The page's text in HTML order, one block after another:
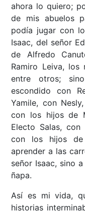
ahora lo quiero;
de mis abuelos
podía jugar con
Isaac, del señor
de Alfredo
Ramiro Leiva, los
entre otros;
escondido con
Yamile, con
con los hijos de
Electo Salas,
con los hijos de
aprender a las
señor Isaac, sino
ñapa.
Así es mi vida,
historias